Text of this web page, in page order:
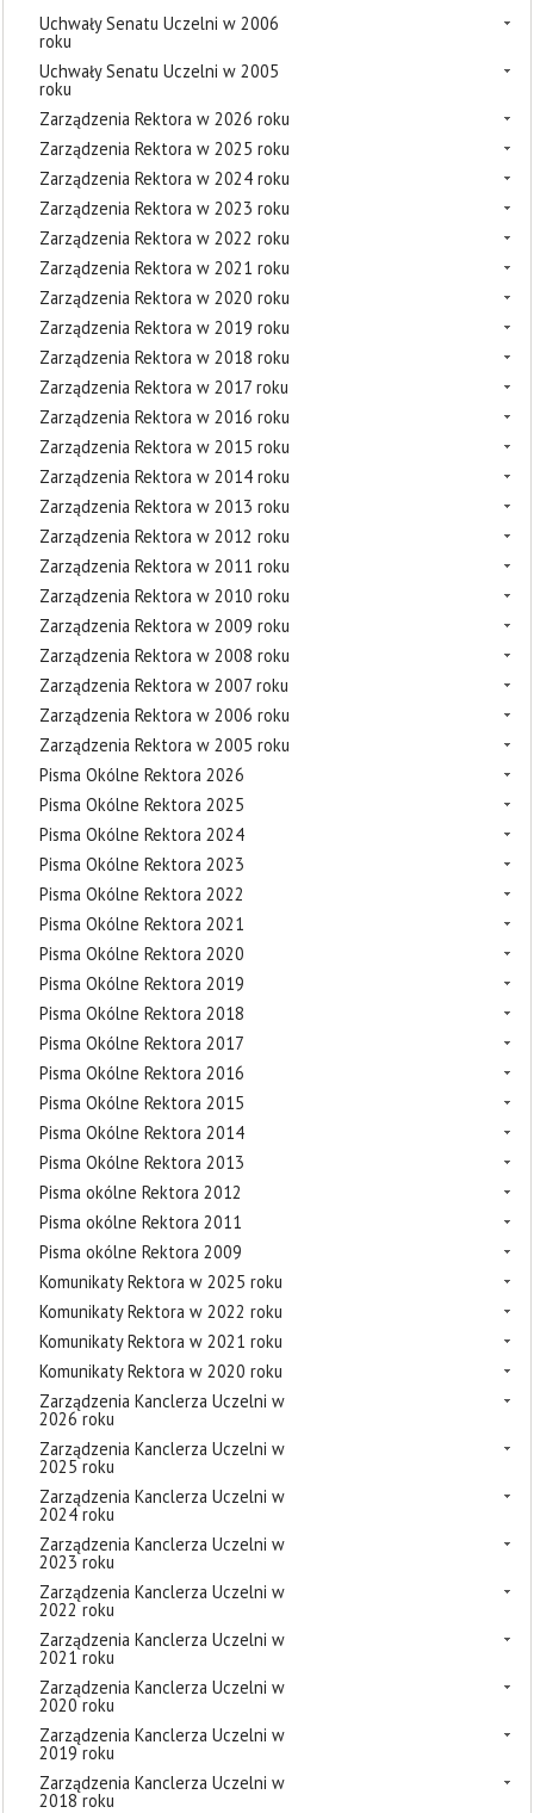
Uchwały Senatu Uczelni w 2006
roku
Uchwały Senatu Uczelni w 2005
roku
Zarządzenia Rektora w 2026 roku
Zarządzenia Rektora w 2025 roku
Zarządzenia Rektora w 2024 roku
Zarządzenia Rektora w 2023 roku
Zarządzenia Rektora w 2022 roku
Zarządzenia Rektora w 2021 roku
Zarządzenia Rektora w 2020 roku
Zarządzenia Rektora w 2019 roku
Zarządzenia Rektora w 2018 roku
Zarządzenia Rektora w 2017 roku
Zarządzenia Rektora w 2016 roku
Zarządzenia Rektora w 2015 roku
Zarządzenia Rektora w 2014 roku
Zarządzenia Rektora w 2013 roku
Zarządzenia Rektora w 2012 roku
Zarządzenia Rektora w 2011 roku
Zarządzenia Rektora w 2010 roku
Zarządzenia Rektora w 2009 roku
Zarządzenia Rektora w 2008 roku
Zarządzenia Rektora w 2007 roku
Zarządzenia Rektora w 2006 roku
Zarządzenia Rektora w 2005 roku
Pisma Okólne Rektora 2026
Pisma Okólne Rektora 2025
Pisma Okólne Rektora 2024
Pisma Okólne Rektora 2023
Pisma Okólne Rektora 2022
Pisma Okólne Rektora 2021
Pisma Okólne Rektora 2020
Pisma Okólne Rektora 2019
Pisma Okólne Rektora 2018
Pisma Okólne Rektora 2017
Pisma Okólne Rektora 2016
Pisma Okólne Rektora 2015
Pisma Okólne Rektora 2014
Pisma Okólne Rektora 2013
Pisma okólne Rektora 2012
Pisma okólne Rektora 2011
Pisma okólne Rektora 2009
Komunikaty Rektora w 2025 roku
Komunikaty Rektora w 2022 roku
Komunikaty Rektora w 2021 roku
Komunikaty Rektora w 2020 roku
Zarządzenia Kanclerza Uczelni w
2026 roku
Zarządzenia Kanclerza Uczelni w
2025 roku
Zarządzenia Kanclerza Uczelni w
2024 roku
Zarządzenia Kanclerza Uczelni w
2023 roku
Zarządzenia Kanclerza Uczelni w
2022 roku
Zarządzenia Kanclerza Uczelni w
2021 roku
Zarządzenia Kanclerza Uczelni w
2020 roku
Zarządzenia Kanclerza Uczelni w
2019 roku
Zarządzenia Kanclerza Uczelni w
2018 roku